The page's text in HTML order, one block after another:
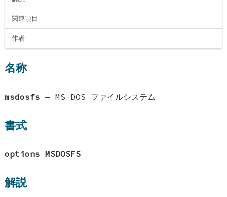
関連項目
作者
名称
msdosfs —MS-DOS ファイルシステム
書式
options MSDOSFS
解説